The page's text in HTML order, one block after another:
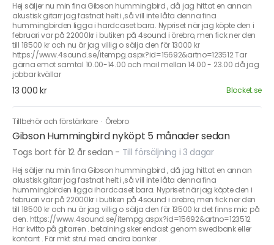
Hej säljer nu min fina Gibson hummingbird , då jag hittat en annan
akustisk gitarr jag fastnat helt i ,så vill inte låta denna fina
hummingbirden ligga i hardcaset bara. Nypriset när jag köpte den i
februari var på 22000kr i butiken på 4sound i örebro, men fick ner den
till 18500 kr och nu är jag villig o sälja den för 13000 kr
https://www.4sound.se/itempg.aspx?id=15692&artno=123512 Tar
gärna emot samtal 10.00-14.00 och mail mellan 14.00 - 23.00 då jag
jobbar kvällar
13 000 kr Blocket.se
Tillbehör och förstärkare · Örebro
Gibson Hummingbird nyköpt 5 månader sedan
Togs bort för 12 år sedan - Till försäljning i 3 dagar
Hej säljer nu min fina Gibson hummingbird , då jag hittat en annan
akustisk gitarr jag fastnat helt i ,så vill inte låta denna fina
hummingbirden ligga ihardcaset bara. Nypriset när jag köpte den i
februari var på 22000kr i butiken på 4sound i örebro, men fick ner den
till 18500 kr och nu är jag villig o sälja den för 13500 kr det finns mic på
den. https://www.4sound.se/itempg.aspx?id=15692&artno=123512
Har kvitto på gitarren . betalning sker endast genom swedbank eller
kontant . För mkt strul med andra banker .